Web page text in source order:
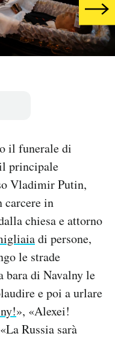
il funerale di
principale
Vladimir Putin,
carcere in
chiesa e attorno
di persone,
le strade
bara di Navalny le
e poi a urlare
», «Alexei!
Russia sarà